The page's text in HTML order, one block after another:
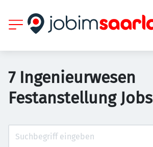
7 Ingenieurwesen
Festanstellung Jobs